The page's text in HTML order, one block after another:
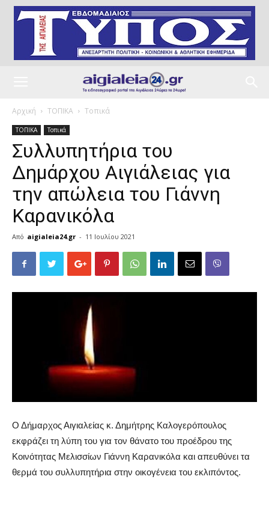
Αρχική ΤΟΠΙΚΑ Τοπικά
ΤΟΠΙΚΑ Τοπικά
Συλλυπητήρια του
Δημάρχου Αιγιάλειας για
την απώλεια του Γιάννη
Καρανικόλα
Από aigialeia24.gr - 11 Ιουλίου 2021
Ο Δήμαρχος Αιγιαλείας κ. Δημήτρης Καλογερόπουλος
εκφράζει τη λύπη του για τον θάνατο του προέδρου της
Κοινότητας Μελισσίων Γιάννη Καρανικόλα και απευθύνει τα
θερμά του συλλυπητήρια στην οικογένεια του εκλιπόντος.